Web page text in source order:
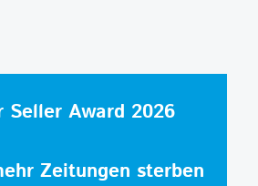
Seller Award 2026
Zeitungen sterben